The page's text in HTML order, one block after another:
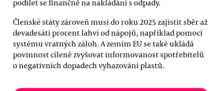
podílet se finančně na nakládání s odpady.
Členské státy zároveň musí do roku 2025 zajistit sběr až
devadesáti procent lahví od nápojů, například pomocí
systému vratných záloh. A zemím EU se také ukládá
povinnost cíleně zvyšovat informovanost spotřebitelů
o negativních dopadech vyhazování plastů.